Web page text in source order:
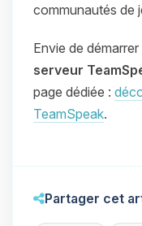
communautés de
Envie de
serveur
page dédiée :
TeamSpeak.
Partager cet